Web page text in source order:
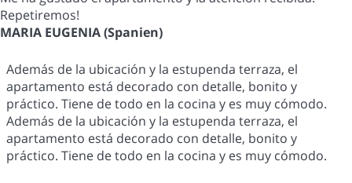
Repetiremos!
MARIA EUGENIA (Spanien)
Además de la ubicación y la estupenda terraza, el
apartamento está decorado con detalle, bonito y
práctico. Tiene de todo en la cocina y es muy cómodo.
Además de la ubicación y la estupenda terraza, el
apartamento está decorado con detalle, bonito y
práctico. Tiene de todo en la cocina y es muy cómodo.